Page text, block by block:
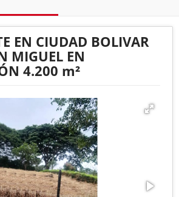
EN CIUDAD BOLIVAR
MIGUEL EN
4.200 m²